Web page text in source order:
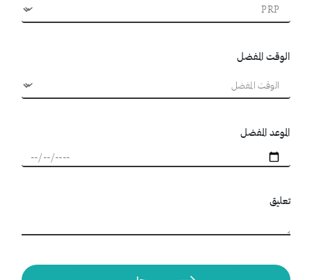
الوقت المفضل
الموعد المفضل
تعليق